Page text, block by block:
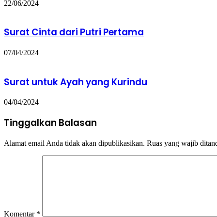
22/06/2024
Surat Cinta dari Putri Pertama
07/04/2024
Surat untuk Ayah yang Kurindu
04/04/2024
Tinggalkan Balasan
Alamat email Anda tidak akan dipublikasikan. Ruas yang wajib
Komentar *